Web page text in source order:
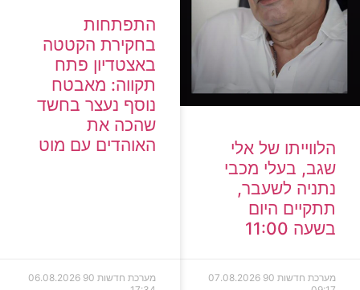
הלווייתו של אלי
שגב, בעלי מכבי
נתניה לשעבר,
תתקיים היום
בשעה 11:00
מערכת חדשות 90
07.08.2026
התפתחות
בחקירת הקטטה
באצטדיון פתח
תקווה: מאבטח
נוסף נעצר בחשד
שהכה את
האוהדים עם מוט
מערכת חדשות 90
06.08.2026